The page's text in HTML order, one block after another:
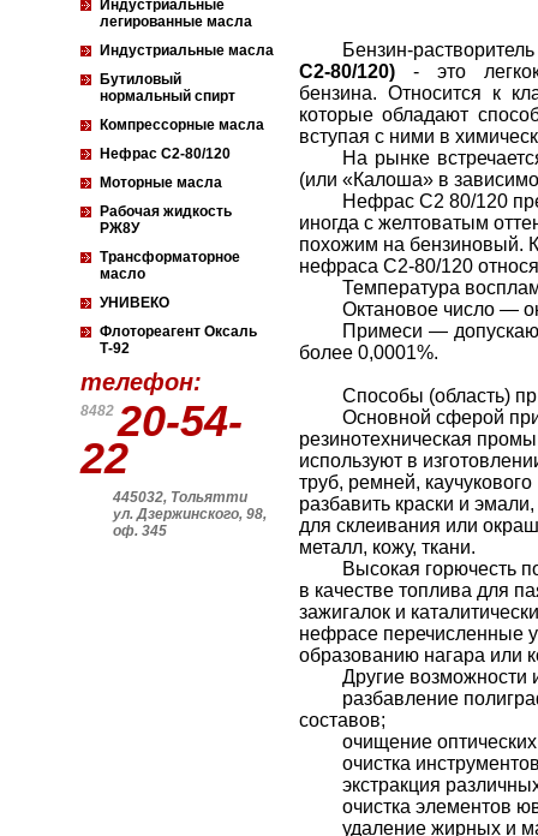
Индустриальные
легированные масла
Индустриальные масла
Бутиловый
нормальный спирт
Компрессорные масла
Нефрас С2-80/120
Моторные масла
Рабочая жидкость
РЖ8У
Трансформаторное
масло
УНИВЕКО
Флотореагент Оксаль
Т-92
телефон:
848220-54-
22
445032, Тольятти
ул. Дзержинского, 98,
оф. 345
Бензин-
С2-80/120)- это
бензина. Относится к
которые обладают
вступая с ними в
На рынке
(или «Калоша» в
Нефрас С2 80/120
иногда с желтоватым
похожим на бензиновый.
нефраса С2-80/120
Температура
Октановое число —
Примеси —
более 0,0001%.
Способы (область)
Основной сферой
резинотехническая
используют в
труб, ремней,
разбавить краски и
для склеивания или
металл, кожу, ткани.
Высокая горючесть
в качестве топлива для
зажигалок и
нефрасе перечисленные
образованию нагара или
Другие возможности
разбавление
составов;
очищение
очистка
экстракция
очистка элементов
удаление жирных и